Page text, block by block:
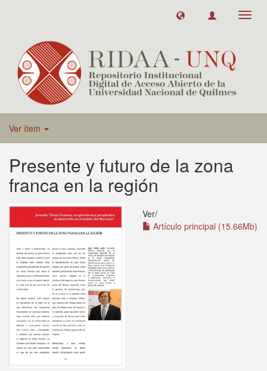
Ver ítem
Presente y futuro de la zona
franca en la región
Ver/
Artículo principal (15.66Mb)